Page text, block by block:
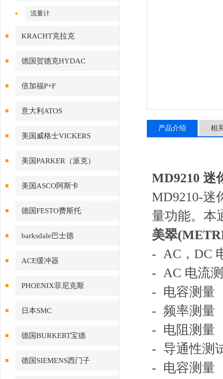
流量计
KRACHT克拉克
德国贺德克HYDAC
倍加福P+F
意大利ATOS
美国威格士VICKERS
美国PARKER（派克）
美国ASCO阿斯卡
德国FESTO费斯托
barksdale巴士德
ACE缓冲器
PHOENIX菲尼克斯
日本SMC
德国BURKERT宝德
德国SIEMENS西门子
产品介绍 相
MD9210 迷
MD9210-迷
量功能。本
美翠
- AC，DC
- AC 电流
- 电容测量
- 频率测量
- 电阻测量
- 导通性测
- 电容测量